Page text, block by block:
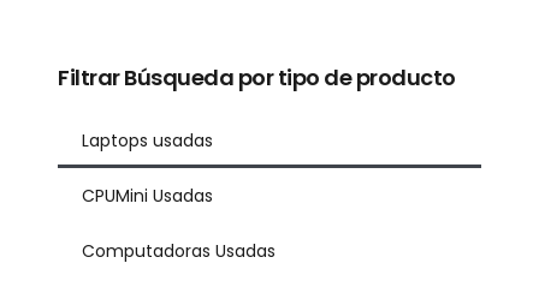
Filtrar Búsqueda por tipo de producto
Laptops usadas
CPUMini Usadas
Computadoras Usadas